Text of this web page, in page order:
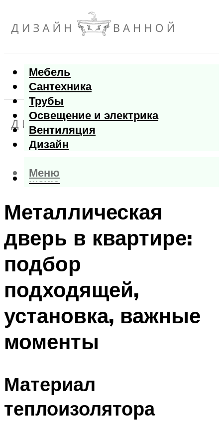
Мебель
Сантехника
Трубы
Освещение и электрика
Вентиляция
Дизайн
Меню
Меню
Металлическая
дверь в квартире:
подбор
подходящей,
установка, важные
моменты
Материал
теплоизолятора